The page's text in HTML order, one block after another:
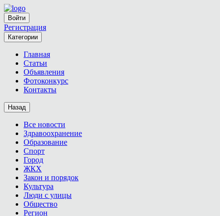
Войти
Регистрация
Категории
Главная
Статьи
Объявления
Фотоконкурс
Контакты
Назад
Все новости
Здравоохранение
Образование
Спорт
Город
ЖКХ
Закон и порядок
Культура
Люди с улицы
Общество
Регион